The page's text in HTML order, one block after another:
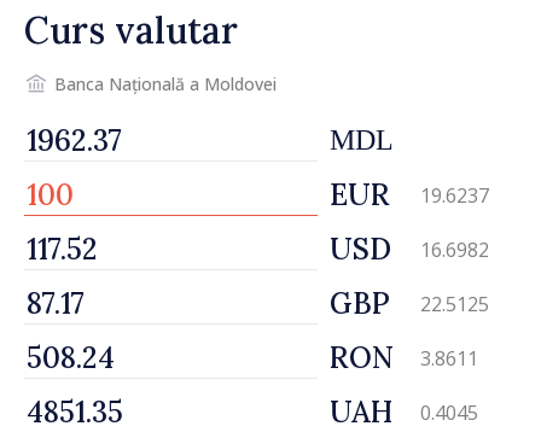
Curs valutar
Banca Națională a Moldovei
MDL
EUR 19.6237
USD 16.6982
GBP 22.5125
RON 3.8611
UAH 0.4045